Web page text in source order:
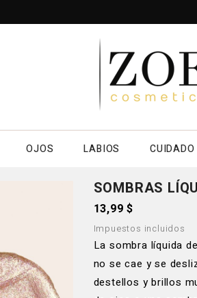
OJOS LABIOS
SOMBRAS
13,99 $
Impuestos incluidos
La sombra líquida
no se cae y se
destellos y brillos